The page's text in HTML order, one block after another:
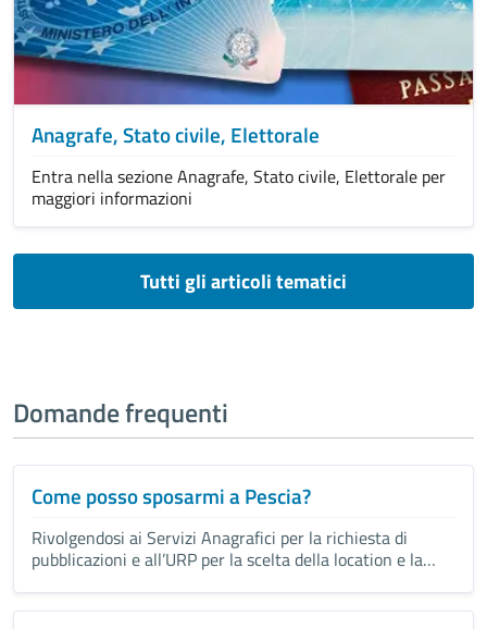
Anagrafe, Stato civile, Elettorale
Entra nella sezione Anagrafe, Stato civile, Elettorale per
maggiori informazioni
Tutti gli articoli tematici
Domande frequenti
Come posso sposarmi a Pescia?
Rivolgendosi ai Servizi Anagrafici per la richiesta di
pubblicazioni e all’URP per la scelta della location e la